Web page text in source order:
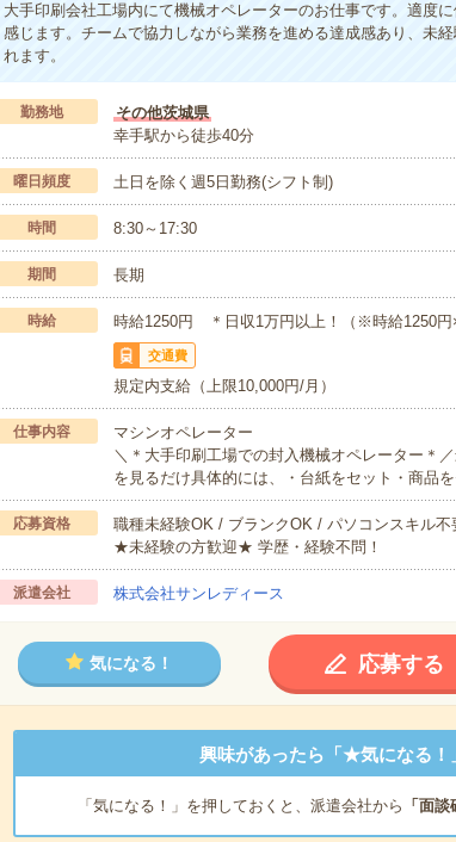
大手印刷会社工場内にて機械オペレーターのお仕事です。適度
感じます。チームで協力しながら業務を進める達成感あり、未
れます。
勤務地
その他茨城県
幸手駅から徒歩40分
曜日頻度 土日を除く週5日勤務(シフト制)
時間 8:30～17:30
期間 長期
時給 時給1250円 ＊日収1万円以上！（※時給1250円
交通費
規定内支給（上限10,000円/月）
仕事内容
マシンオペレーター
＼＊大手印刷工場での封入機械オペレーター＊
を見るだけ具体的には、・台紙をセット・商品
応募資格
職種未経験OK / ブランクOK / パソコンスキル
★未経験の方歓迎★ 学歴・経験不問！
派遣会社 株式会社サンレディース
気になる！ 応募する
興味があったら「★気になる！
「気になる！」を押しておくと、派遣会社から 「面談